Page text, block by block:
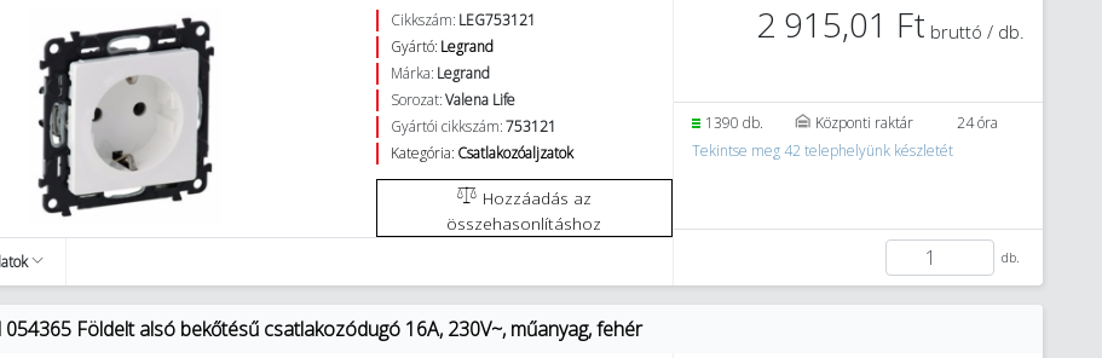
Cikkszám: LEG753121
Gyártó: Legrand
Márka: Legrand
Sorozat:Valena Life
Gyártói cikkszám:753121
Kategória: Csatlakozóaljzatok
összehasonlításhoz
2 915,01 Ft bruttó / db.
1390 db. Központi raktár
24 óra
Tekintse meg 42 telephelyünk készletét
db.
054365 Földelt alsó bekőtésű csatlakozódugó 16A, 230V~, műanyag, fehér